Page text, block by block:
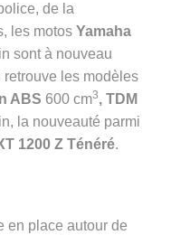
de la
les motosYamaha
sont à nouveau
retrouve les modèles
ABS 600 cm3, TDM
la nouveauté parmi
1200 Z Ténéré.
en place autour de